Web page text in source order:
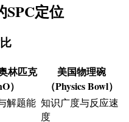
SPC定位
林匹克
）
美国物理碗
（Physics Bowl）
解题能 知识广度与反应速
度